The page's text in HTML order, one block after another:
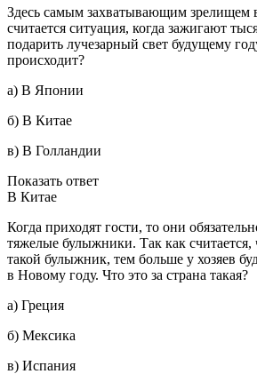
Здесь самым захватывающим зрелищем
считается ситуация, когда зажигают
подарить лучезарный свет будущему
происходит?
а) В Японии
б) В Китае
в) В Голландии
Показать ответ
В Китае
Когда приходят гости, то они
тяжелые булыжники. Так как считается,
такой булыжник, тем больше у хозяев
в Новому году. Что это за страна такая?
а) Греция
б) Мексика
в) Испания